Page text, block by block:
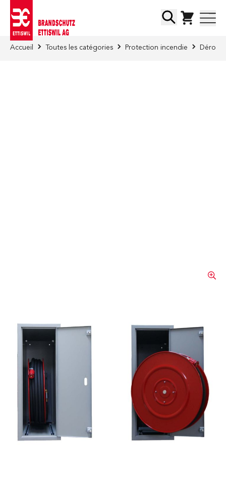
Chercher
Accueil Toutes les catégories Protection incendie
Coffret Avec Rail Coulissant
coffret en tôle d’acier avec couche de fond
1 porte rail coulissant pour dévidoir –
élément coulissant avec couche de fond
plusieurs supports à billes avec dispositif de
blocage et support de dévidoir dévidoir à
débordement arrière thermolaqué couleur